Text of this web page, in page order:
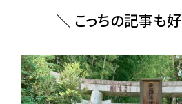
＼ こっちの記事も